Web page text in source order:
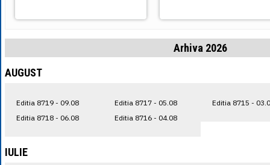
Arhiva 2026
AUGUST
Editia 8719 - 09.08
Editia 8718 - 06.08
Editia 8717 - 05.08
Editia 8716 - 04.08
Editia 8715 -
IULIE